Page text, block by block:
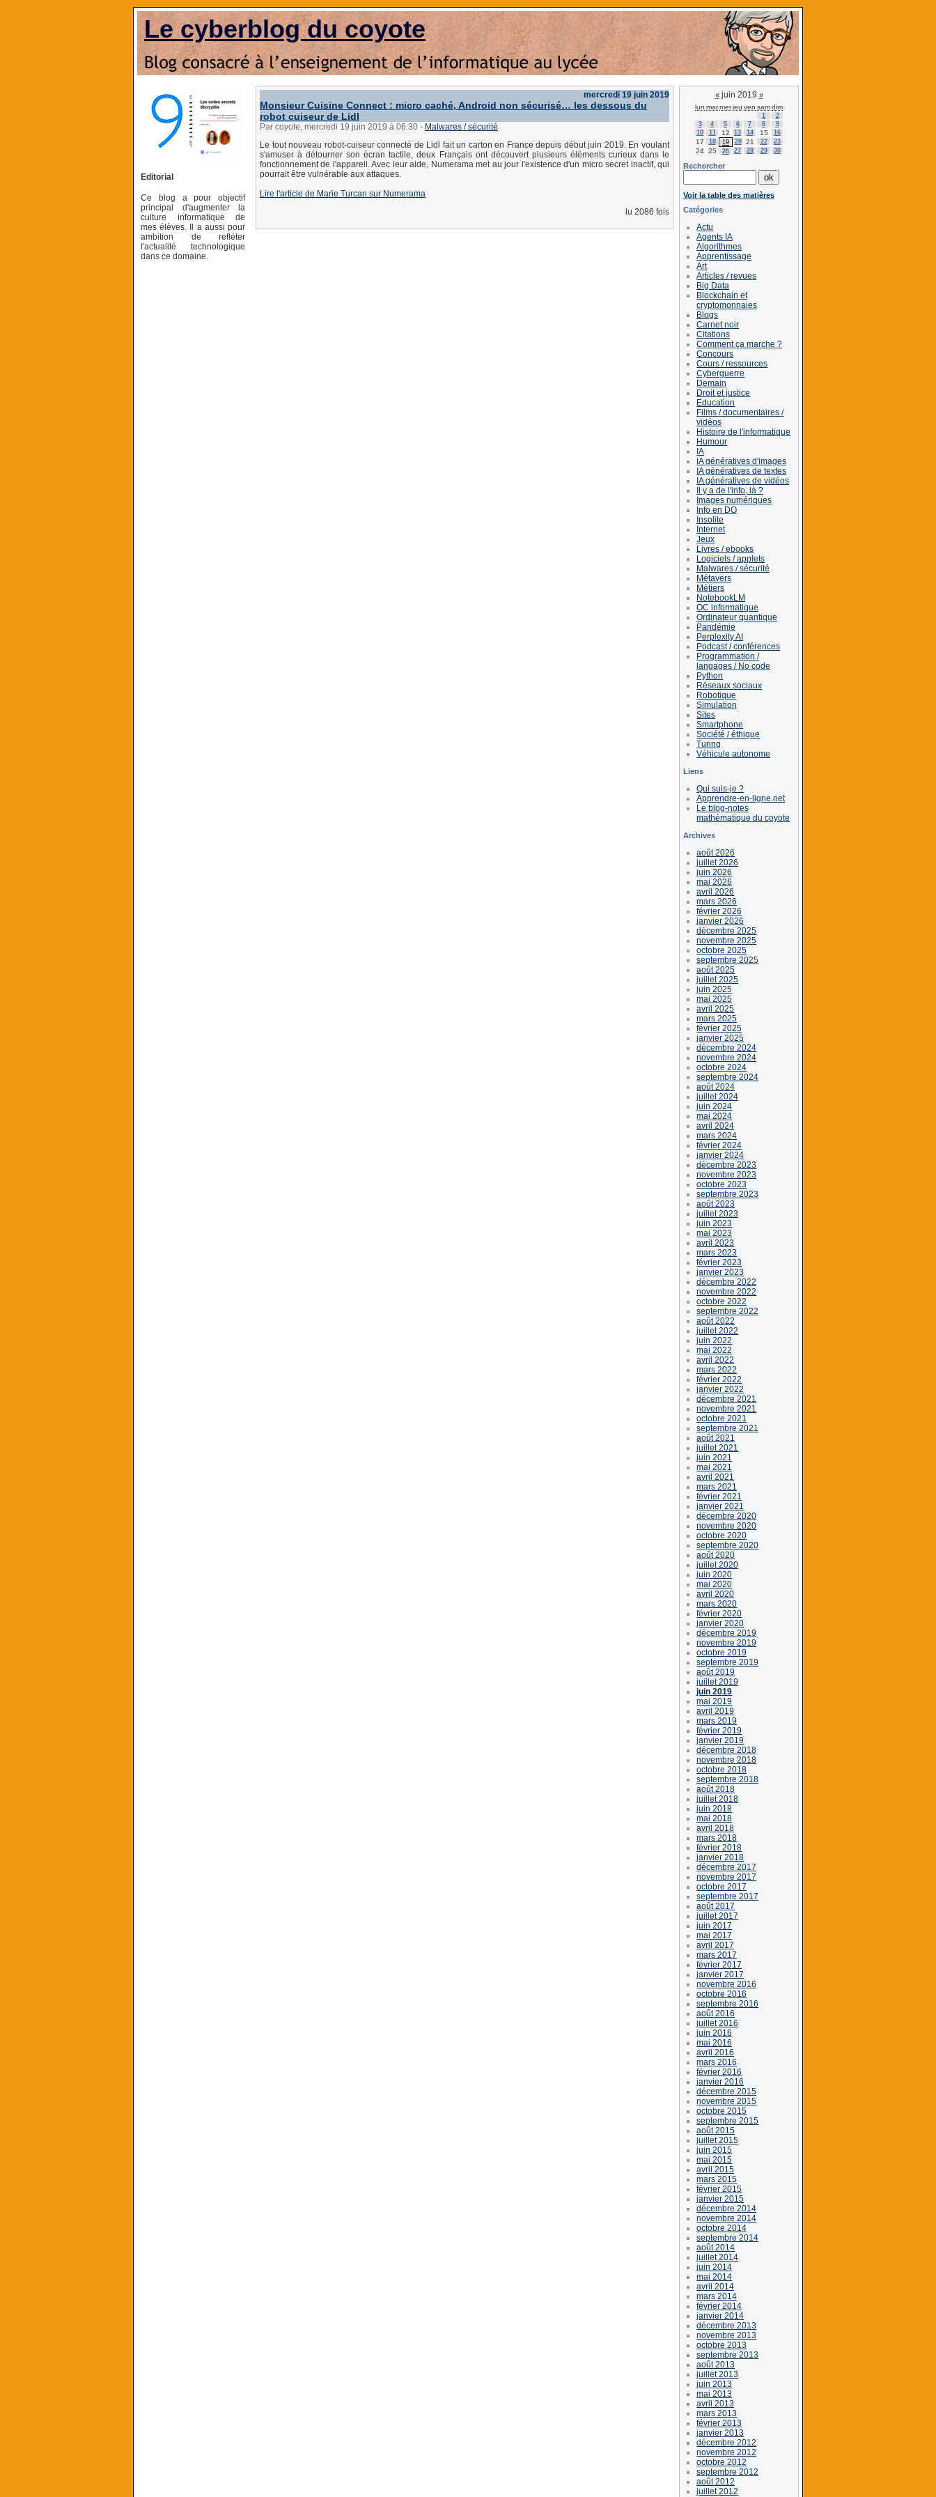
Le cyberblog du coyote
Editorial
Ce blog a pour objectif
principal d'augmenter la
culture informatique de
mes élèves. Il a aussi pour
ambition de refléter
l'actualité technologique
dans ce domaine.
mercredi 19 juin 2019
Monsieur Cuisine Connect : micro caché, Android non sécurisé… les dessous du
robot cuiseur de Lidl
Par coyote, mercredi 19 juin 2019 à 06:30 - Malwares / sécurité
Le tout nouveau robot-cuiseur connecté de Lidl fait un carton en France depuis début juin 2019. En voulant
s'amuser à détourner son écran tactile, deux Français ont découvert plusieurs éléments curieux dans le
fonctionnement de l'appareil. Avec leur aide, Numerama met au jour l'existence d'un micro secret inactif, qui
pourrait être vulnérable aux attaques.
Lire l'article de Marie Turcan sur Numerama
lu 2086 fois
«juin 2019 »
lun marmerjeu ven samdim
1
2
3
4 5 6 7 8
9
10
11 12 13 14 15 16
17 18 19 20 21 22 23
24 25 26 27 28 29 30
Rechercher
Voir la table des matières
Catégories
Actu
Agents IA
Algorithmes
Apprentissage
Art
Articles / revues
Big Data
Blockchain et
cryptomonnaies
Blogs
Carnet noir
Citations
Comment ça marche ?
Concours
Cours / ressources
Cyberguerre
Demain
Droit et justice
Education
Films / documentaires /
vidéos
Histoire de l'informatique
Humour
IA
IA génératives d'images
IA génératives de textes
IA génératives de vidéos
Il y a de l'info, là ?
Images numériques
Info en DO
Insolite
Internet
Jeux
Livres / ebooks
Logiciels / applets
Malwares / sécurité
Métavers
Métiers
NotebookLM
OC informatique
Ordinateur quantique
Pandémie
Perplexity AI
Podcast / conférences
Programmation /
langages / No code
Python
Réseaux sociaux
Robotique
Simulation
Sites
Smartphone
Société / éthique
Turing
Véhicule autonome
Liens
Qui suis-je ?
Apprendre-en-ligne.net
Le blog-notes
mathématique du coyote
Archives
août 2026
juillet 2026
juin 2026
mai 2026
avril 2026
mars 2026
février 2026
janvier 2026
décembre 2025
novembre 2025
octobre 2025
septembre 2025
août 2025
juillet 2025
juin 2025
mai 2025
avril 2025
mars 2025
février 2025
janvier 2025
décembre 2024
novembre 2024
octobre 2024
septembre 2024
août 2024
juillet 2024
juin 2024
mai 2024
avril 2024
mars 2024
février 2024
janvier 2024
décembre 2023
novembre 2023
octobre 2023
septembre 2023
août 2023
juillet 2023
juin 2023
mai 2023
avril 2023
mars 2023
février 2023
janvier 2023
décembre 2022
novembre 2022
octobre 2022
septembre 2022
août 2022
juillet 2022
juin 2022
mai 2022
avril 2022
mars 2022
février 2022
janvier 2022
décembre 2021
novembre 2021
octobre 2021
septembre 2021
août 2021
juillet 2021
juin 2021
mai 2021
avril 2021
mars 2021
février 2021
janvier 2021
décembre 2020
novembre 2020
octobre 2020
septembre 2020
août 2020
juillet 2020
juin 2020
mai 2020
avril 2020
mars 2020
février 2020
janvier 2020
décembre 2019
novembre 2019
octobre 2019
septembre 2019
août 2019
juillet 2019
juin 2019
mai 2019
avril 2019
mars 2019
février 2019
janvier 2019
décembre 2018
novembre 2018
octobre 2018
septembre 2018
août 2018
juillet 2018
juin 2018
mai 2018
avril 2018
mars 2018
février 2018
janvier 2018
décembre 2017
novembre 2017
octobre 2017
septembre 2017
août 2017
juillet 2017
juin 2017
mai 2017
avril 2017
mars 2017
février 2017
janvier 2017
novembre 2016
octobre 2016
septembre 2016
août 2016
juillet 2016
juin 2016
mai 2016
avril 2016
mars 2016
février 2016
janvier 2016
décembre 2015
novembre 2015
octobre 2015
septembre 2015
août 2015
juillet 2015
juin 2015
mai 2015
avril 2015
mars 2015
février 2015
janvier 2015
décembre 2014
novembre 2014
octobre 2014
septembre 2014
août 2014
juillet 2014
juin 2014
mai 2014
avril 2014
mars 2014
février 2014
janvier 2014
décembre 2013
novembre 2013
octobre 2013
septembre 2013
août 2013
juillet 2013
juin 2013
mai 2013
avril 2013
mars 2013
février 2013
janvier 2013
décembre 2012
novembre 2012
octobre 2012
septembre 2012
août 2012
juillet 2012